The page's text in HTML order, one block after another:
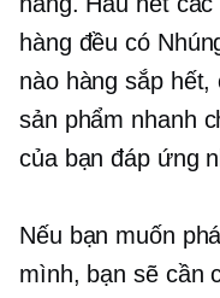
hàng đều có
nào hàng sắp hết,
sản phẩm nhanh
của bạn đáp ứng
Nếu bạn muốn
mình, bạn sẽ cần